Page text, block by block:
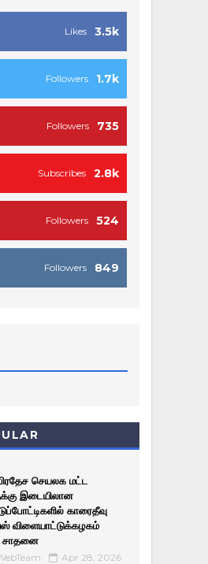
3.5k
Likes
1.7k
Followers
735
Followers
2.8k
Subscribes
524
Followers
849
Followers
செயலக மட்ட
இடையிலான
காரைதீவு
விளையாட்டுக்கழகம்
சாதனை
Apr 28, 2026